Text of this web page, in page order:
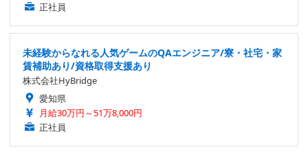
正社員
未経験からなれる人気ゲームのQAエンジニア/寮・社宅・家
賃補助あり/資格取得支援あり
株式会社HyBridge
愛知県
月給30万円～51万8,000円
正社員